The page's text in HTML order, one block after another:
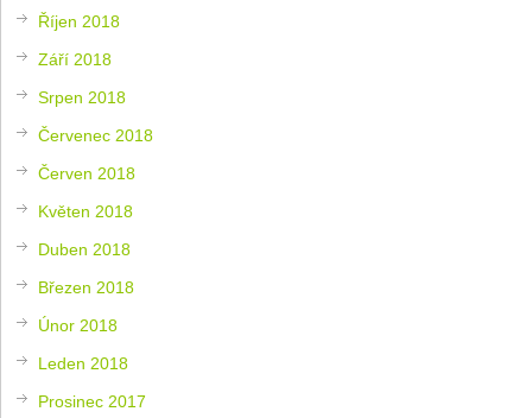
Říjen 2018
Září 2018
Srpen 2018
Červenec 2018
Červen 2018
Květen 2018
Duben 2018
Březen 2018
Únor 2018
Leden 2018
Prosinec 2017